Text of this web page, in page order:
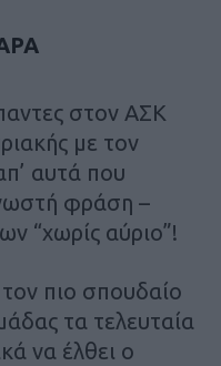
στον ΑΣΚ
με τον
αυτά που
φράση –
“χωρίς αύριο”!
πιο σπουδαίο
τα τελευταία
να έλθει ο